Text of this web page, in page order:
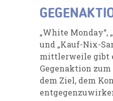
„White Monday“,
und „Kauf-Nix-
mittlerweile gibt
Gegenaktion
dem Ziel, dem